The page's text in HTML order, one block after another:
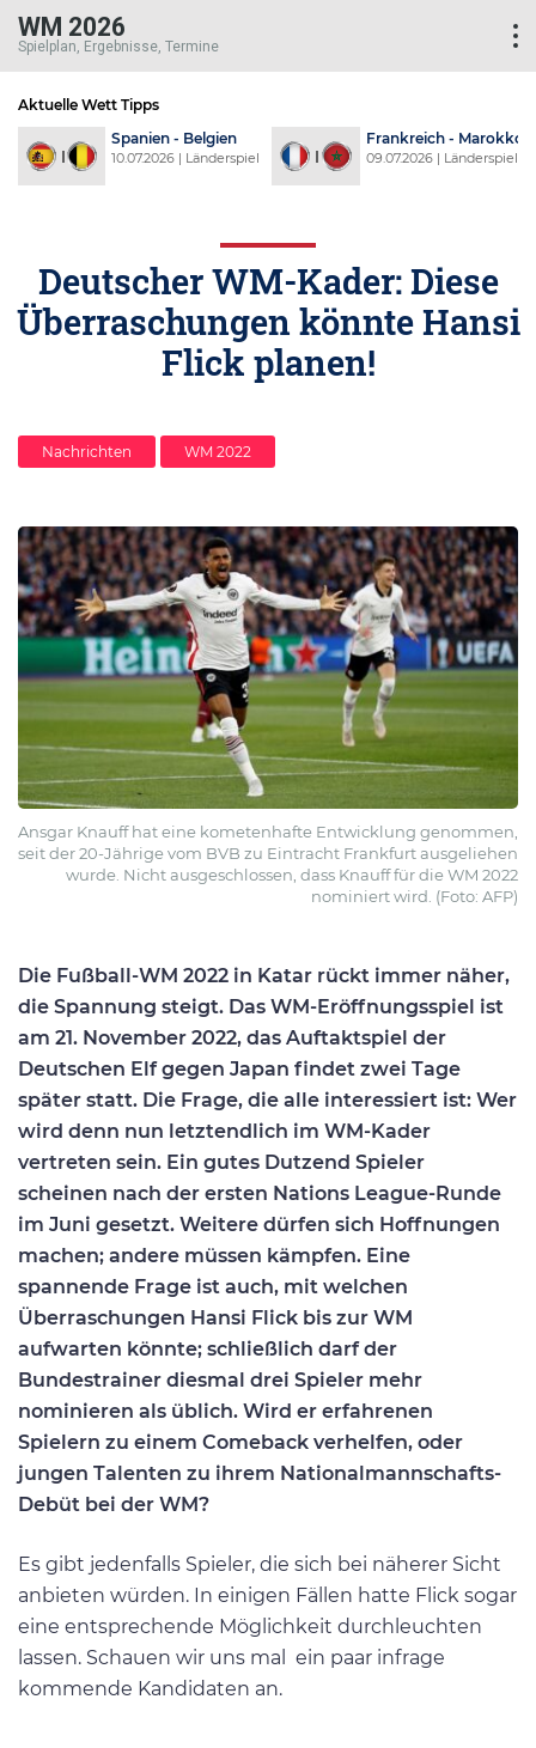
WM 2026
Spielplan, Ergebnisse, Termine
Aktuelle Wett Tipps
- Marokko
| Länderspiel
Schweiz - Kolumbien
07.07.2026 | Länderspiel
Deutscher WM-Kader: Diese
Überraschungen könnte Hansi
Flick planen!
Nachrichten WM 2022
Ansgar Knauff hat eine kometenhafte Entwicklung genommen,
seit der 20-Jährige vom BVB zu Eintracht Frankfurt ausgeliehen
wurde. Nicht ausgeschlossen, dass Knauff für die WM 2022
nominiert wird. (Foto: AFP)
Die Fußball-WM 2022 in Katar rückt immer näher,
die Spannung steigt. Das WM-Eröffnungsspiel ist
am 21. November 2022, das Auftaktspiel der
Deutschen Elf gegen Japan findet zwei Tage
später statt. Die Frage, die alle interessiert ist: Wer
wird denn nun letztendlich im WM-Kader
vertreten sein. Ein gutes Dutzend Spieler
scheinen nach der ersten Nations League-Runde
im Juni gesetzt. Weitere dürfen sich Hoffnungen
machen; andere müssen kämpfen. Eine
spannende Frage ist auch, mit welchen
Überraschungen Hansi Flick bis zur WM
aufwarten könnte; schließlich darf der
Bundestrainer diesmal drei Spieler mehr
nominieren als üblich. Wird er erfahrenen
Spielern zu einem Comeback verhelfen, oder
jungen Talenten zu ihrem Nationalmannschafts-
Debüt bei der WM?
Es gibt jedenfalls Spieler, die sich bei näherer Sicht
anbieten würden. In einigen Fällen hatte Flick sogar
eine entsprechende Möglichkeit durchleuchten
lassen. Schauen wir uns mal ein paar infrage
kommende Kandidaten an.